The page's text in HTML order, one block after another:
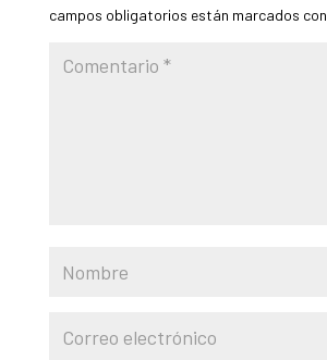
campos obligatorios están marcados con